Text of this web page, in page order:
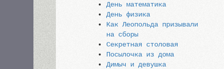
День математика
День физика
Как Леопольда призывали
на сборы
Секретная столовая
Посылочка из дома
Димыч и девушка